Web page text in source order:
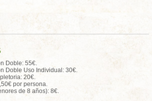
Doble: 55€.
Doble Uso Individual: 30€.
20€.
por persona.
de 8 años): 8€.